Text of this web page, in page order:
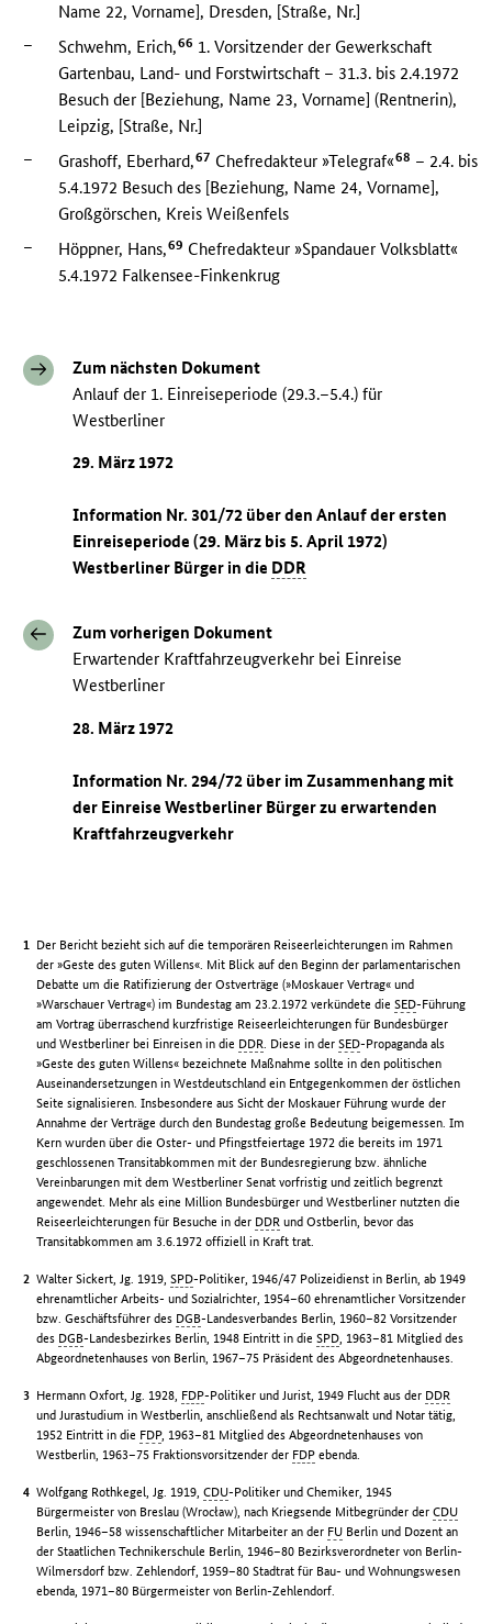
Name 22, Vorname], Dresden, [Straße, Nr.]
–
Schwehm, Erich,66 1. Vorsitzender der Gewerkschaft
Gartenbau, Land- und Forstwirtschaft – 31.3. bis 2.4.1972
Besuch der [Beziehung, Name 23, Vorname] (Rentnerin),
Leipzig, [Straße, Nr.]
–
Grashoff, Eberhard,67 Chefredakteur »Telegraf«68 – 2.4. bis
5.4.1972 Besuch des [Beziehung, Name 24, Vorname],
Großgörschen, Kreis Weißenfels
–
Höppner, Hans,69 Chefredakteur »Spandauer Volksblatt«
5.4.1972 Falkensee-Finkenkrug
Zum nächsten Dokument
Anlauf der 1. Einreiseperiode (29.3.–5.4.) für
Westberliner
29. März 1972
Information Nr. 301/72 über den Anlauf der ersten
Einreiseperiode (29. März bis 5. April 1972)
Westberliner Bürger in die DDR
Zum vorherigen Dokument
Erwartender Kraftfahrzeugverkehr bei Einreise
Westberliner
28. März 1972
Information Nr. 294/72 über im Zusammenhang mit
der Einreise Westberliner Bürger zu erwartenden
Kraftfahrzeugverkehr
Der Bericht bezieht sich auf die temporären Reiseerleichterungen im Rahmen
der »Geste des guten Willens«. Mit Blick auf den Beginn der parlamentarischen
Debatte um die Ratifizierung der Ostverträge (»Moskauer Vertrag« und
»Warschauer Vertrag«) im Bundestag am 23.2.1972 verkündete dieSED-Führung
am Vortrag überraschend kurzfristige Reiseerleichterungen für Bundesbürger
und Westberliner bei Einreisen in die DDR . Diese in derSED-Propaganda als
»Geste des guten Willens« bezeichnete Maßnahme sollte in den politischen
Auseinandersetzungen in Westdeutschland ein Entgegenkommen der östlichen
Seite signalisieren. Insbesondere aus Sicht der Moskauer Führung wurde der
Annahme der Verträge durch den Bundestag große Bedeutung beigemessen. Im
Kern wurden über die Oster- und Pfingstfeiertage 1972 die bereits im 1971
geschlossenen Transitabkommen mit der Bundesregierung bzw. ähnliche
Vereinbarungen mit dem Westberliner Senat vorfristig und zeitlich begrenzt
angewendet. Mehr als eine Million Bundesbürger und Westberliner nutzten die
Reiseerleichterungen für Besuche in der DDR und Ostberlin, bevor das
Transitabkommen am 3.6.1972 offiziell in Kraft trat.
Walter Sickert, Jg. 1919,SPD-Politiker, 1946/47 Polizeidienst in Berlin, ab 1949
ehrenamtlicher Arbeits- und Sozialrichter, 1954–60 ehrenamtlicher Vorsitzender
bzw. Geschäftsführer des DGB-Landesverbandes Berlin, 1960–82 Vorsitzender
des DGB-Landesbezirkes Berlin, 1948 Eintritt in dieSPD , 1963–81 Mitglied des
Abgeordnetenhauses von Berlin, 1967–75 Präsident des Abgeordnetenhauses.
Hermann Oxfort, Jg. 1928, FDP-Politiker und Jurist, 1949 Flucht aus der DDR
und Jurastudium in Westberlin, anschließend als Rechtsanwalt und Notar tätig,
1952 Eintritt in die FDP, 1963–81 Mitglied des Abgeordnetenhauses von
Westberlin, 1963–75 Fraktionsvorsitzender der FDP ebenda.
Wolfgang Rothkegel, Jg. 1919,CDU-Politiker und Chemiker, 1945
Bürgermeister von Breslau (Wrocław), nach Kriegsende Mitbegründer derCDU
Berlin, 1946–58 wissenschaftlicher Mitarbeiter an der FU Berlin und Dozent an
der Staatlichen Technikerschule Berlin, 1946–80 Bezirksverordneter von Berlin-
Wilmersdorf bzw. Zehlendorf, 1959–80 Stadtrat für Bau- und Wohnungswesen
ebenda, 1971–80 Bürgermeister von Berlin-Zehlendorf.